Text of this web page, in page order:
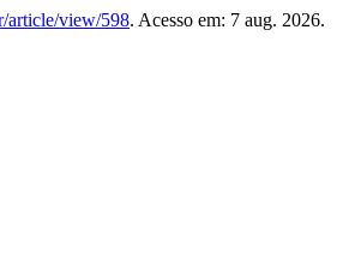
article/view/598. Acesso em: 7 aug. 2026.